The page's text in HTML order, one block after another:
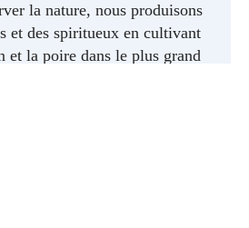
la nature, nous produisons
et des spiritueux en cultivant
et la poire dans le plus grand